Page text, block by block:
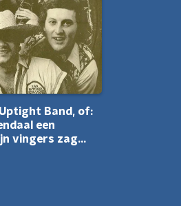
Band, of:
een
vingers zag